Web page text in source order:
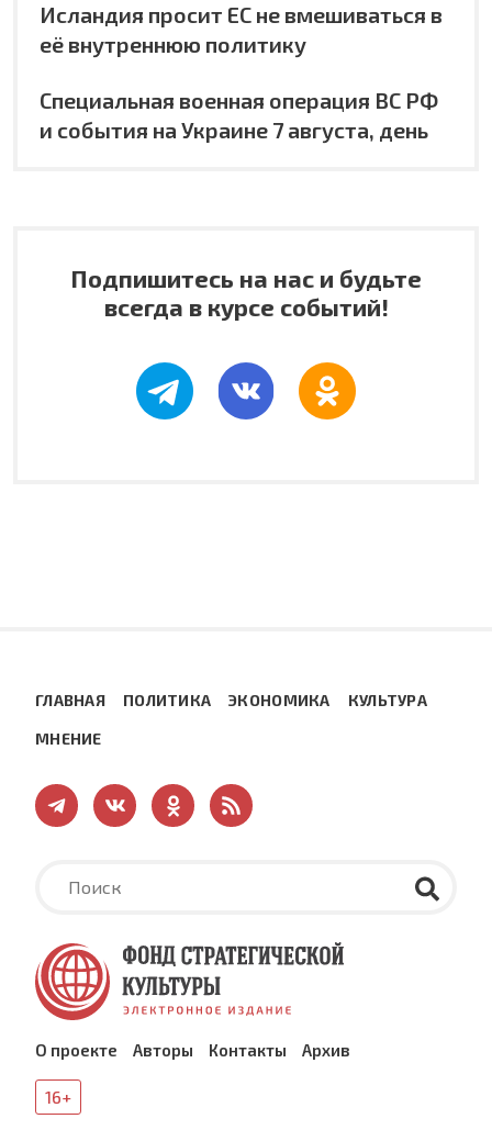
Исландия просит ЕС не вмешиваться в
её внутреннюю политику
Специальная военная операция ВС РФ
и события на Украине 7 августа, день
Подпишитесь на нас и будьте
всегда в курсе событий!
ГЛАВНАЯ ПОЛИТИКА ЭКОНОМИКА КУЛЬТУРА
МНЕНИЕ
О проекте Авторы Контакты Архив
16+